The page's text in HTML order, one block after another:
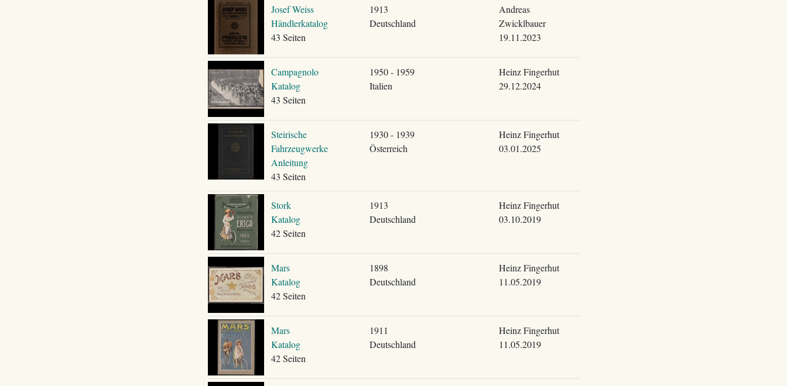
Josef Weiss
Händlerkatalog
43 Seiten
1913
Deutschland
Andreas
Zwicklbauer
19.11.2023
Campagnolo
Katalog
43 Seiten
1950 - 1959
Italien
Heinz Fingerhut
29.12.2024
Steirische
Fahrzeugwerke
Anleitung
43 Seiten
1930 - 1939
Österreich
Heinz Fingerhut
03.01.2025
Stork
Katalog
42 Seiten
1913
Deutschland
Heinz Fingerhut
03.10.2019
Mars
Katalog
42 Seiten
1898
Deutschland
Heinz Fingerhut
11.05.2019
Mars
Katalog
42 Seiten
1911
Deutschland
Heinz Fingerhut
11.05.2019